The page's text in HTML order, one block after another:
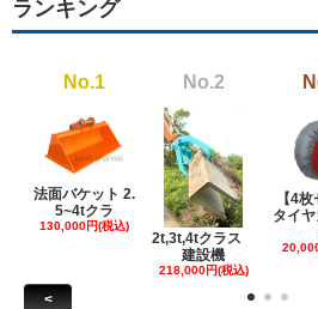
ランキング
No.1
法面バケット 2.
5~4tクラ
130,000円(税込)
No.2
2t,3t,4tクラス
建設機
218,000円(税込)
【4枚
タイ
<